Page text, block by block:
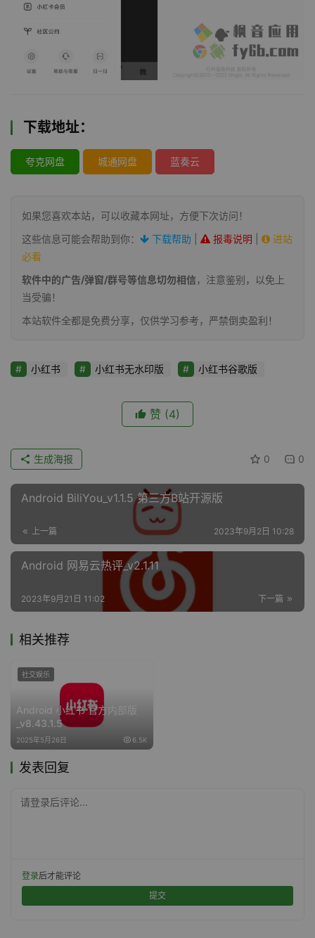
下载地址：
夸克网盘 城通网盘 蓝奏云
如果您喜欢本站，可以收藏本网址，方便下次访问！
这些信息可能会帮助到你：
下载帮助 报毒说明
进站
必看
软件中的广告/弹窗/群号等信息切勿相信，注意鉴别，以免上
当受骗！
本站软件全都是免费分享，仅供学习参考，严禁倒卖盈利！
小红书 小红书无水印版 小红书谷歌版
赞 (4)
0 0
生成海报
Android BiliYou_v1.1.5 第三方B站开源版
上一篇 2023年9月2日 10:28
Android 网易云热评_v2.1.11
下一篇
2023年9月21日 11:02
相关推荐
Android 小红书 官方内部版
_v8.43.1.5
2025年5月26日 6.5K
社交娱乐
发表回复
请登录后评论...
登录后才能评论
提交